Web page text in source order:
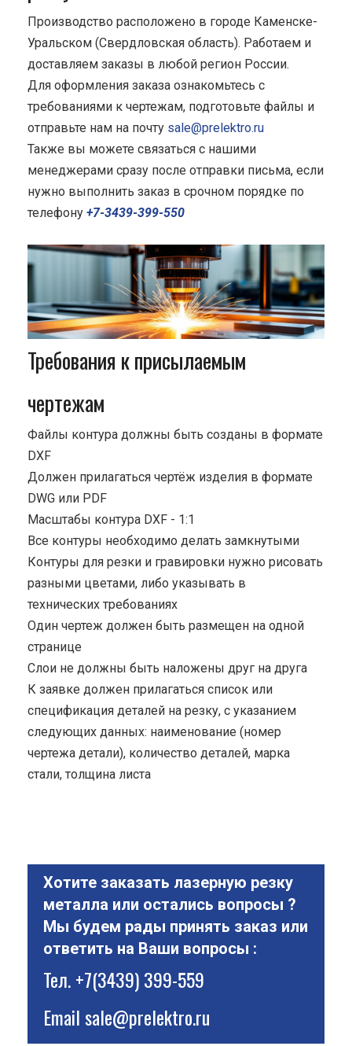
Производство расположено в городе Каменске-
Уральском (Свердловская область). Работаем и
доставляем заказы в любой регион России.
Для оформления заказа ознакомьтесь с
требованиями к чертежам, подготовьте файлы и
отправьте нам на почту sale@prelektro.ru
Также вы можете связаться с нашими
менеджерами сразу после отправки письма, если
нужно выполнить заказ в срочном порядке по
телефону +7-3439-399-550
Требования к присылаемым
чертежам
Файлы контура должны быть созданы в формате
DXF
Должен прилагаться чертёж изделия в формате
DWG или PDF
Масштабы контура DXF - 1:1
Все контуры необходимо делать замкнутыми
Контуры для резки и гравировки нужно рисовать
разными цветами, либо указывать в
технических требованиях
Один чертеж должен быть размещен на одной
странице
Cлои не должны быть наложены друг на друга
К заявке должен прилагаться список или
спецификация деталей на резку, с указанием
следующих данных: наименование (номер
чертежа детали), количество деталей, марка
стали, толщина листа
Хотите заказать лазерную резку
металла или остались вопросы ?
Мы будем рады принять заказ или
ответить на Ваши вопросы :
Тел.+7(3439) 399-559
Emailsale@prelektro.ru